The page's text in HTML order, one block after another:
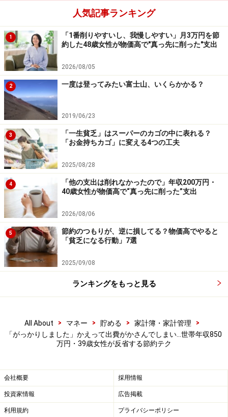
金などは考慮されていないため、収支合計が一致しない
場合があります。
※本記事で紹介している人物のプロフィールや数値など
は、プライバシー保護のため編集部で一部改変している
場合があります。
※記事内容は執筆時点のものです。最新の内容をご確認くださ
い。
本記事の内容は一般的な情報提供を目的としており、特定の金融
商品や投資行動を推奨するものではありません。
投資や資産運用に関する最終的なご判断はご自身の責任において
行ってください。
掲載情報の正確性・完全性については十分に配慮しております
が、その内容を保証するものではなく、これに基づく損失・損害
などについて当社は一切の責任を負いません。
最新の情報や詳細については、必ず各金融機関やサービス提供者
の公式情報をご確認ください。
【編集部からのお知らせ】
・「家計」について、アンケート（2026/8/31まで）を実施
中です！
※抽選で20名にAmazonギフト券1000円分プレゼント
※謝礼付きの限定アンケートやモニター企画に参加が可能に
なります
人気記事ランキング
1
「1番削りやすいし、我慢しやすい」月3万円を節
約した48歳女性が物価高で"真っ先に削った"支出
2026/08/05
2 一度は登ってみたい富士山、いくらかかる？
2019/06/23
3
「一生貧乏」はスーパーのカゴの中に表れる？
「お金持ちカゴ」に変える4つの工夫
2025/08/28
4
「他の支出は削れなかったので」年収200万円・
40歳女性が物価高で“真っ先に削った”支出
2026/08/06
5
節約のつもりが、逆に損してる？物価高でやると
「貧乏になる行動」7選
2025/09/08
ランキングをもっと見る
All About > マネー > 貯める > 家計簿・家計管理
>
「がっかりしました」かえって出費がかさんでしまい…世帯年収850
万円・39歳女性が反省する節約テク
会社概要 採用情報
投資家情報 広告掲載
利用規約 プライバシーポリシー